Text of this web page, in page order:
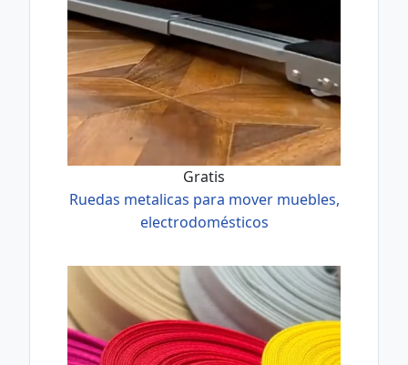
Gratis
Ruedas metalicas para mover muebles,
electrodomésticos